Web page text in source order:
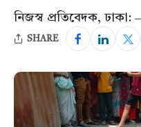
নিজস্ব প্রতিবেদক, ঢাকা:
SHARE